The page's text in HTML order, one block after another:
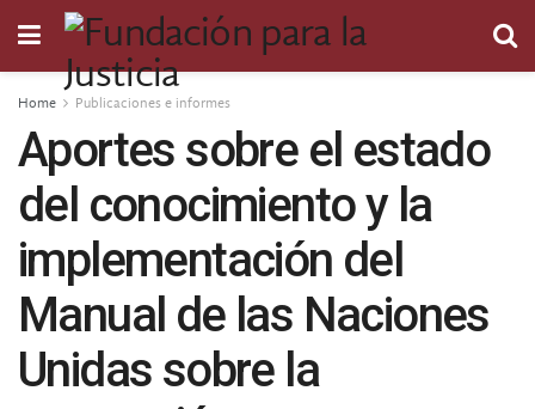
Home Publicaciones e informes
Aportes sobre el estado
del conocimiento y la
implementación del
Manual de las Naciones
Unidas sobre la